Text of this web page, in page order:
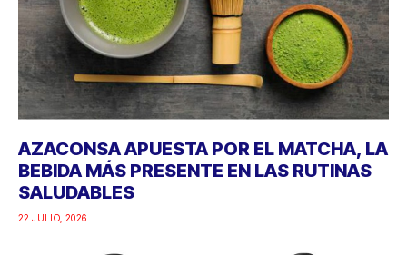
AZACONSA APUESTA POR EL MATCHA, LA
BEBIDA MÁS PRESENTE EN LAS RUTINAS
SALUDABLES
22 JULIO, 2026